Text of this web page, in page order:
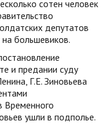
сотен человек
депутатов
большевиков.
и предании суду
Г.Е. Зиновьева
Временного
ушли в подполье.